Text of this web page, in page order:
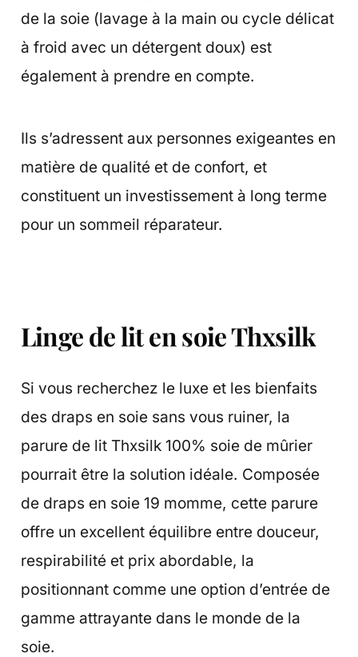
de la soie (lavage à la main ou cycle délicat
à froid avec un détergent doux) est
également à prendre en compte.
Ils s’adressent aux personnes exigeantes en
matière de qualité et de confort, et
constituent un investissement à long terme
pour un sommeil réparateur.
Linge de lit en soie Thxsilk
Si vous recherchez le luxe et les bienfaits
des draps en soie sans vous ruiner, la
parure de lit Thxsilk 100% soie de mûrier
pourrait être la solution idéale. Composée
de draps en soie 19 momme, cette parure
offre un excellent équilibre entre douceur,
respirabilité et prix abordable, la
positionnant comme une option d’entrée de
gamme attrayante dans le monde de la
soie.